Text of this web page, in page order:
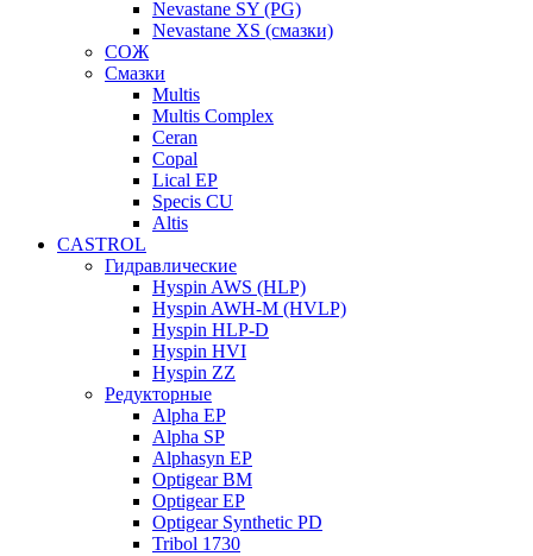
Nevastane SY (PG)
Nevastane XS (смазки)
СОЖ
Смазки
Multis
Multis Complex
Ceran
Copal
Lical EP
Specis CU
Altis
CASTROL
Гидравлические
Hyspin AWS (HLP)
Hyspin AWH-M (HVLP)
Hyspin HLP-D
Hyspin HVI
Hyspin ZZ
Редукторные
Alpha EP
Alpha SP
Alphasyn EP
Optigear BM
Optigear EP
Optigear Synthetic PD
Tribol 1730